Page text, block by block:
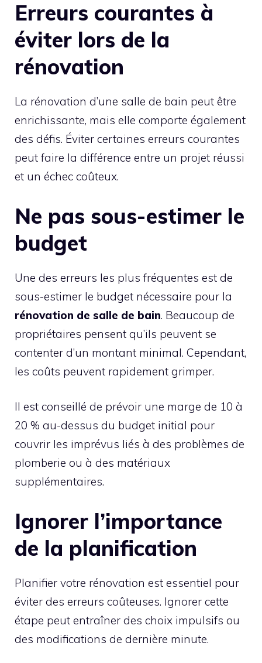
Erreurs courantes à
éviter lors de la
rénovation
La rénovation d’une salle de bain peut être
enrichissante, mais elle comporte également
des défis. Éviter certaines erreurs courantes
peut faire la différence entre un projet réussi
et un échec coûteux.
Ne pas sous-estimer le
budget
Une des erreurs les plus fréquentes est de
sous-estimer le budget nécessaire pour la
rénovation de salle de bain. Beaucoup de
propriétaires pensent qu’ils peuvent se
contenter d’un montant minimal. Cependant,
les coûts peuvent rapidement grimper.
Il est conseillé de prévoir une marge de 10 à
20 % au-dessus du budget initial pour
couvrir les imprévus liés à des problèmes de
plomberie ou à des matériaux
supplémentaires.
Ignorer l’importance
de la planification
Planifier votre rénovation est essentiel pour
éviter des erreurs coûteuses. Ignorer cette
étape peut entraîner des choix impulsifs ou
des modifications de dernière minute.